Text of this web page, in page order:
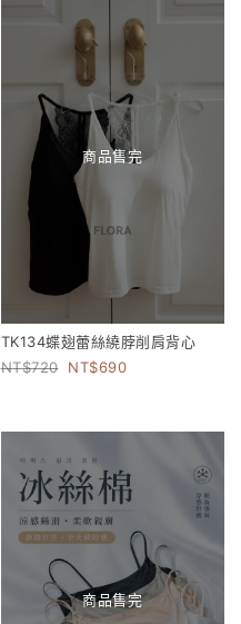
商品售完
TK134蝶翅蕾絲繞脖削肩背心
720
690
商品售完